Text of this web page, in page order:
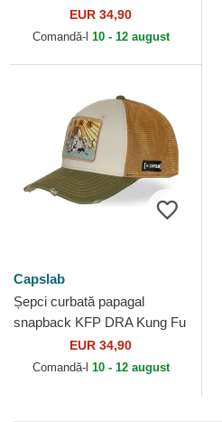
Fu Panda de Capslab
EUR 34,90
Comandă-l 10 - 12 august
Capslab
Șepci curbată papagal
snapback KFP DRA Kung Fu
Panda de Capslab
EUR 34,90
Comandă-l 10 - 12 august